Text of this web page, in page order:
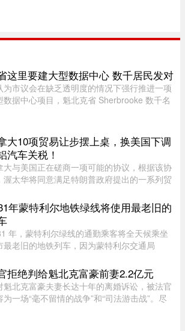
这里要建大型数据中心 数千居民发对
为市议会在缺乏透明度的情况下强行推进一项
数据中心项目，魁北克省 Sherbrooke 数千名
举行公开辩论，同时对 ...
大10项贸易让步摆上桌，换美国下调
汽车关税！
大与美国正在磋商一项可能的协议，根据该协
渥太华将同意满足特朗普政府提出的一系列贸
轮关税的日期临近，双方谈判日益紧张。《环
报》据三位知情业内人 ...
年蒙特利尔地铁绿线将使用最老旧的
年，蒙特利尔绿线的通勤乘客将全天候乘坐
最老旧的地铁列车，因为蒙特利尔交通局
后，当蓝线延长线通车时，STM 将把现代化
列车从绿线调往蓝线。作为 ...
拒绝判给魁北克富豪前妻2.2亿元
魁北克富豪夫妻长达十年的离婚诉讼，被法官
为一场“毫不留情的战争”和“司法游击战”。尽